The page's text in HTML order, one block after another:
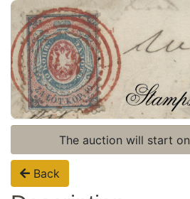
Register
Login
The auction will start on
Back